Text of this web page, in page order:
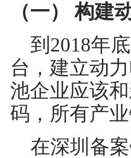
（一） 构建
到2018年
台，建立动
池企业应该
码，所有产
在深圳备案